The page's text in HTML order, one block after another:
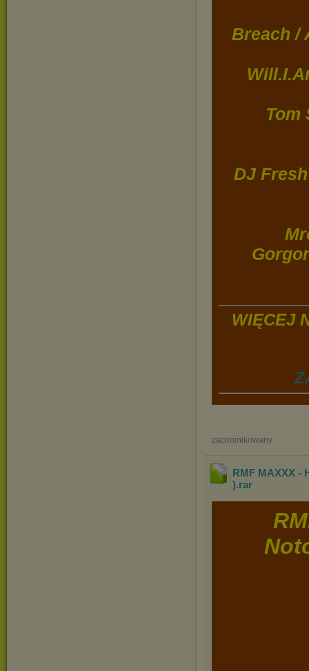
Breach /
Tom
DJ
WIĘCEJ
zachomikowany
RMF MAXXX -
).rar